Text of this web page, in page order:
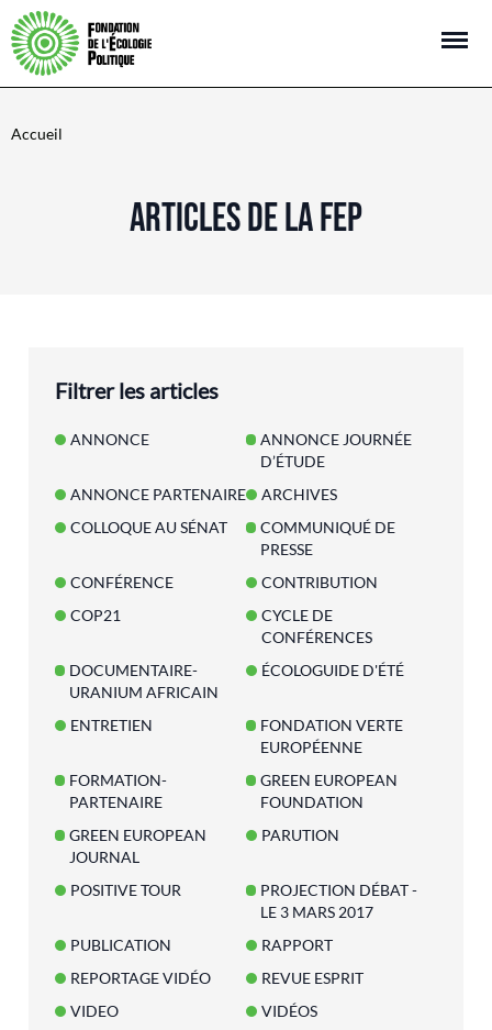
Open
Accueil
ARTICLES DE LA FEP
Filtrer les articles
ANNONCE
ANNONCE JOURNÉE
D’ÉTUDE
ANNONCE PARTENAIRE
ARCHIVES
COLLOQUE AU SÉNAT
COMMUNIQUÉ DE
PRESSE
CONFÉRENCE
CONTRIBUTION
COP21
CYCLE DE
CONFÉRENCES
DOCUMENTAIRE-
URANIUM AFRICAIN
ÉCOLOGUIDE D'ÉTÉ
ENTRETIEN
FONDATION VERTE
EUROPÉENNE
FORMATION-
PARTENAIRE
GREEN EUROPEAN
FOUNDATION
GREEN EUROPEAN
JOURNAL
PARUTION
POSITIVE TOUR
PROJECTION DÉBAT -
LE 3 MARS 2017
PUBLICATION
RAPPORT
REPORTAGE VIDÉO
REVUE ESPRIT
VIDEO
VIDÉOS